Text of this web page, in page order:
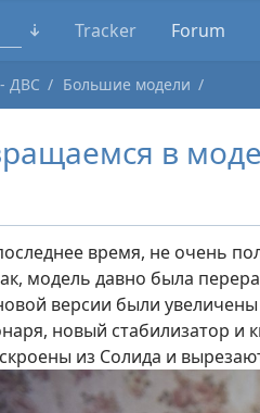
Tracker Forum
ДВС Большие модели
в
время, не очень
модель давно была
версии были
новый стабилизатор и
из Солида и